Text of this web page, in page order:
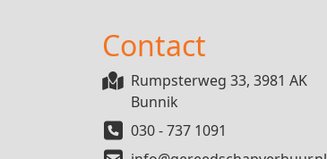
Contact
Rumpsterweg 33, 3981 AK
Bunnik
030 - 737 1091